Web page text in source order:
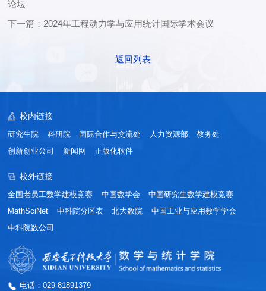
论坛
下一篇：2024年工程动力学与应用统计国际学术会议
返回列表
电话：029-81891379
校内链接
研究生院 科研院 国际合作与交流处 人力资源部
教务处
创新创业公司
新闻网 正版化软件
校外链接
全国老员工数学建模竞赛 中国数学会
中国研究生数学建模竞赛
MathSciNet
中科院分区表 北大数院
中国工业与应用数学学会
中科院数公司